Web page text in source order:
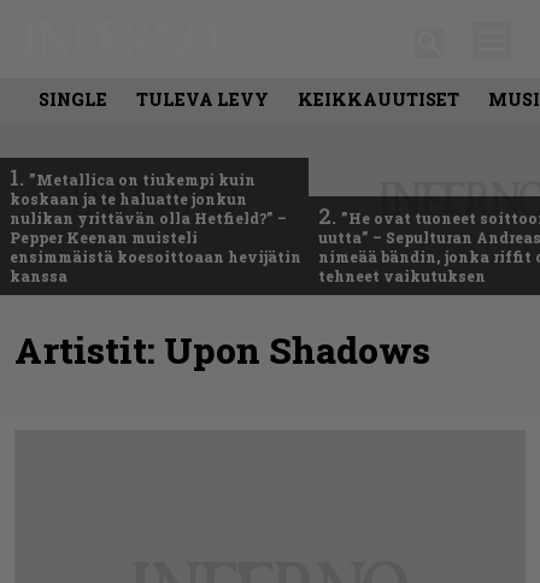
SINGLE TULEVA LEVY KEIKKAUUTISET
1. ”Metallica on tiukempi kuin
koskaan ja te haluatte jonkun
nulikan yrittävän olla Hetfield?” –
Pepper Keenan muisteli
ensimmäistä koesoittoaan hevijätin
kanssa
2. ”He ovat tuoneet
uutta” – Sepulturan
nimeää bändin, jonka riffit
tehneet vaikutuksen
Artistit: Upon Shadows